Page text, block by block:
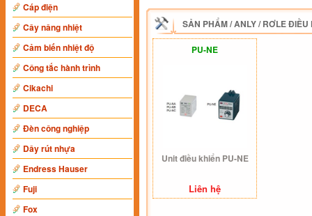
Cáp điện
Cây nâng nhiệt
Cảm biến nhiệt độ
Công tắc hành trình
Cikachi
DECA
Đèn công nghiệp
Dây rút nhựa
Endress Hauser
Fuji
Fox
SẢN PHẨM/ANLY/RƠLE ĐIỀU
PU-NE
Unit điều khiển PU-NE
Liên hệ